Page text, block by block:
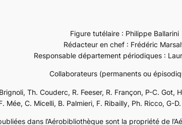
Figure tutélaire : Philippe Ballarini
Rédacteur en chef : Frédéric
Responsable département périodiques :
Collaborateurs (permanents ou
Th. Couderc, R. Feeser, R. Françon, P-C.
Mée, C. Micelli, B. Palmieri, F. Ribailly, Ph. Ricco, G-
dans l’Aérobibliothèque sont la propriété de